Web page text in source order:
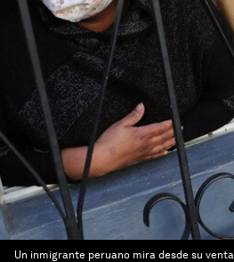
Un inmigrante peruano mira desde su